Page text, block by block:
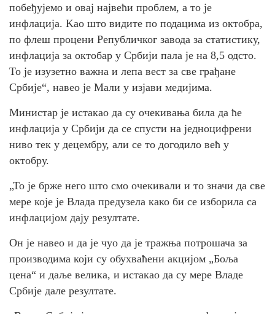
побеђујемо и овај највећи проблем, а то је
инфлација. Kао што видите по подацима из октобра,
по флеш процени Републичког завода за статистику,
инфлација за октобар у Србији пала је на 8,5 одсто.
То је изузетно важна и лепа вест за све грађане
Србије“, навео је Мали у изјави медијима.
Министар је истакао да су очекивања била да ће
инфлација у Србији да се спусти на једноцифрени
ниво тек у децембру, али се то догодило већ у
октобру.
„То је брже него што смо очекивали и то значи да све
мере које је Влада предузела како би се изборила са
инфлацијом дају резултате.
Он је навео и да је чуо да је тражња потрошача за
производима који су обухваћени акцијом „Боља
цена“ и даље велика, и истакао да су мере Владе
Србије дале резултате.